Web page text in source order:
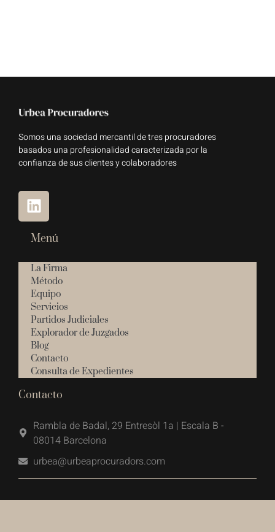
Somos una sociedad mercantil de tres procuradores
basados una profesionalidad caracterizada por la
confianza de sus clientes y colaboradores
Menú
La Firma
Método
Equipo
Servicios
Partidos Judiciales
Explorador de Juzgados
Blog
Contacto
Consulta de Expedientes
Contacto
Rambla de Badal, 29 Entresòl 1a | Escala B -
08014 Barcelona
urbea@urbeaprocuradors.com